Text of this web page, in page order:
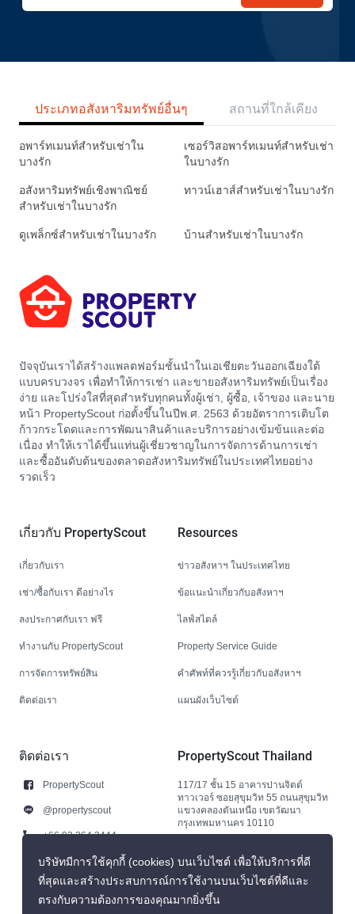
ประเภทอสังหาริมทรัพย์อื่นๆ สถานที่ใกล้เคียง
อพาร์ทเมนท์สำหรับเช่าใน
บางรัก
เซอร์วิสอพาร์ทเมนท์สำหรับเช่า
ในบางรัก
อสังหาริมทรัพย์เชิงพาณิชย์
สำหรับเช่าในบางรัก
ทาวน์เฮาส์สำหรับเช่าในบางรัก
ดูเพล็กซ์สำหรับเช่าในบางรัก บ้านสำหรับเช่าในบางรัก
ปัจจุบันเราได้สร้างแพลตฟอร์มชั้นนำในเอเชียตะวันออกเฉียงใต้
แบบครบวงจร เพื่อทำให้การเช่า และขายอสังหาริมทรัพย์เป็นเรื่อง
ง่าย และโปร่งใสที่สุดสำหรับทุกคนทั้งผู้เช่า, ผู้ซื้อ, เจ้าของ และนาย
หน้า PropertyScout ก่อตั้งขึ้นในปีพ.ศ. 2563 ด้วยอัตราการเติบโต
ก้าวกระโดดและการพัฒนาสินค้าและบริการอย่างเข้มข้นและต่อ
เนื่อง ทำให้เราได้ขึ้นแท่นผู้เชี่ยวชาญในการจัดการด้านการเช่า
และซื้ออันดับต้นของตลาดอสังหาริมทรัพย์ในประเทศไทยอย่าง
รวดเร็ว
เกี่ยวกับ PropertyScout
เกี่ยวกับเรา
เช่า/ซื้อกับเรา ดีอย่างไร
ลงประกาศกับเรา ฟรี
ทำงานกับ PropertyScout
การจัดการทรัพย์สิน
ติดต่อเรา
Resources
ข่าวอสังหาฯ ในประเทศไทย
ข้อแนะนำเกี่ยวกับอสังหาฯ
ไลฟ์สไตล์
Property Service Guide
คำศัพท์ที่ควรรู้เกี่ยวกับอสังหาฯ
แผนผังเว็บไซต์
ติดต่อเรา
PropertyScout
@propertyscout
+66 92 264 3444
+66 92 264 3444
contact@propertyscout.co.th
PropertyScout Thailand
117/17 ชั้น 15 อาคารปานจิตต์
ทาวเวอร์ ซอยสุขุมวิท 55 ถนนสุขุมวิท
แขวงคลองตันเหนือ เขตวัฒนา
กรุงเทพมหานคร 10110
บริษัทมีการใช้คุกกี้ (cookies) บนเว็บไซต์ เพื่อให้บริการที่ดี
ที่สุดและสร้างประสบการณ์การใช้งานบนเว็บไซต์ที่ดีและ
ตรงกับความต้องการของคุณมากยิ่งขึ้น